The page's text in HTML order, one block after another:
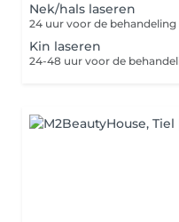
Nek/hals laseren
Kin laseren